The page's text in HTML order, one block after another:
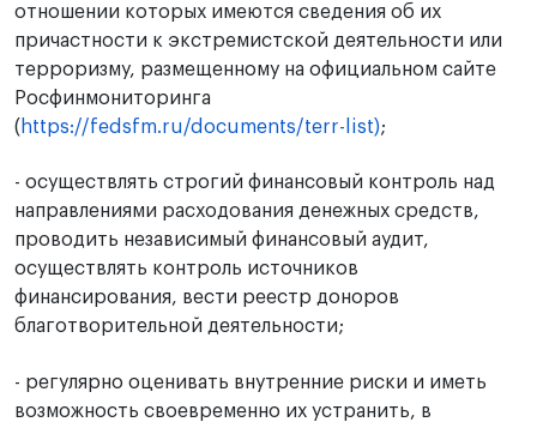
отношении которых имеются сведения об их
причастности к экстремистской деятельности или
терроризму, размещенному на официальном сайте
Росфинмониторинга
( https://fedsfm.ru/documents/terr-list);
- осуществлять строгий финансовый контроль над
направлениями расходования денежных средств,
проводить независимый финансовый аудит,
осуществлять контроль источников
финансирования, вести реестр доноров
благотворительной деятельности;
- регулярно оценивать внутренние риски и иметь
возможность своевременно их устранить, в